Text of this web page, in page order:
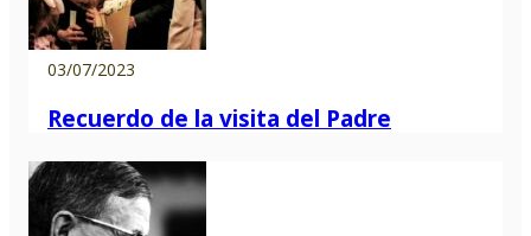
03/07/2023
Recuerdo de la visita del Padre